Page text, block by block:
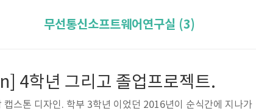
무선통신소프트웨어연구실 (3)
4학년 그리고 졸업프로젝트.
스톤 디자인. 학부 3학년 이었던 2016년이 순식간에 지나가